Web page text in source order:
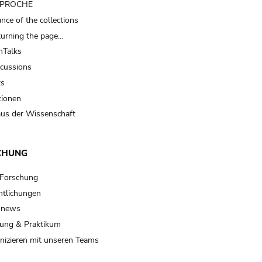
of the collections
the page…
der Wissenschaft
& Praktikum
mit unseren Teams